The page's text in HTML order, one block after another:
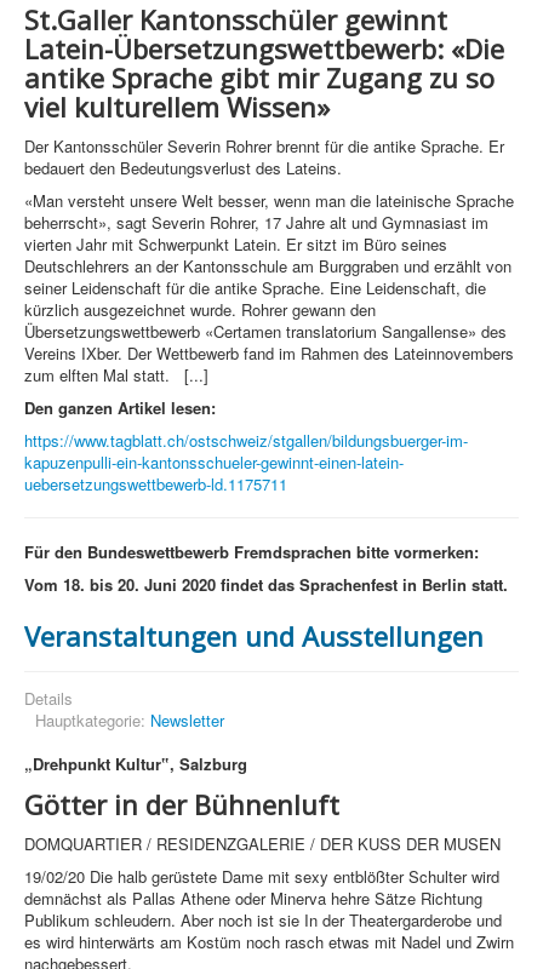
St.Galler Kantonsschüler gewinnt
Latein-Übersetzungswettbewerb: «Die
antike Sprache gibt mir Zugang zu so
viel kulturellem Wissen»
Der Kantonsschüler Severin Rohrer brennt für die antike Sprache. Er
bedauert den Bedeutungsverlust des Lateins.
«Man versteht unsere Welt besser, wenn man die lateinische Sprache
beherrscht», sagt Severin Rohrer, 17 Jahre alt und Gymnasiast im
vierten Jahr mit Schwerpunkt Latein. Er sitzt im Büro seines
Deutschlehrers an der Kantonsschule am Burggraben und erzählt von
seiner Leidenschaft für die antike Sprache. Eine Leidenschaft, die
kürzlich ausgezeichnet wurde. Rohrer gewann den
Übersetzungswettbewerb «Certamen translatorium Sangallense» des
Vereins IXber. Der Wettbewerb fand im Rahmen des Lateinnovembers
zum elften Mal statt. [...]
Den ganzen Artikel lesen:
https://www.tagblatt.ch/ostschweiz/stgallen/bildungsbuerger-im-
kapuzenpulli-ein-kantonsschueler-gewinnt-einen-latein-
uebersetzungswettbewerb-ld.1175711
Für den Bundeswettbewerb Fremdsprachen bitte vormerken:
Vom 18. bis 20. Juni 2020 findet das Sprachenfest in Berlin statt.
Veranstaltungen und Ausstellungen
Details
Hauptkategorie: Newsletter
„Drehpunkt Kultur‟, Salzburg
Götter in der Bühnenluft
DOMQUARTIER / RESIDENZGALERIE / DER KUSS DER MUSEN
19/02/20 Die halb gerüstete Dame mit sexy entblößter Schulter wird
demnächst als Pallas Athene oder Minerva hehre Sätze Richtung
Publikum schleudern. Aber noch ist sie In der Theatergarderobe und
es wird hinterwärts am Kostüm noch rasch etwas mit Nadel und Zwirn
nachgebessert.